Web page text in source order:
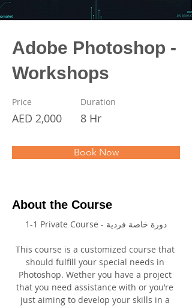
Adobe Photoshop -
Workshops
Price
AED 2,000
Duration
8 Hr
Book Now
About the Course
1-1 Private Course - دورة خاصة فردية
This course is a customized course that
should fulfill your special needs in
Photoshop. Wether you have a project
that you need assistance with or you’re
just aiming to develop your skills in a